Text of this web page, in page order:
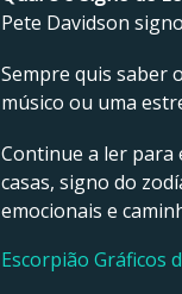
Pete Davidson
Sempre quis saber
músico ou uma
Continue a ler para
casas, signo do
emocionais e
Escorpião Gráficos